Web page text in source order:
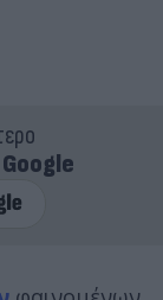
Google